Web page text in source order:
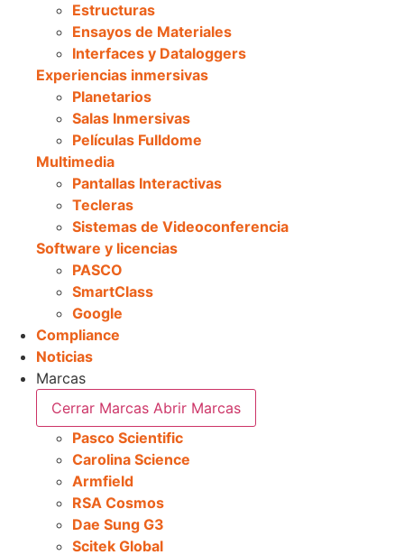
Estructuras
Ensayos de Materiales
Interfaces y Dataloggers
Experiencias inmersivas
Planetarios
Salas Inmersivas
Películas Fulldome
Multimedia
Pantallas Interactivas
Tecleras
Sistemas de Videoconferencia
Software y licencias
PASCO
SmartClass
Google
Compliance
Noticias
Marcas
Cerrar Marcas Abrir Marcas
Pasco Scientific
Carolina Science
Armfield
RSA Cosmos
Dae Sung G3
Scitek Global